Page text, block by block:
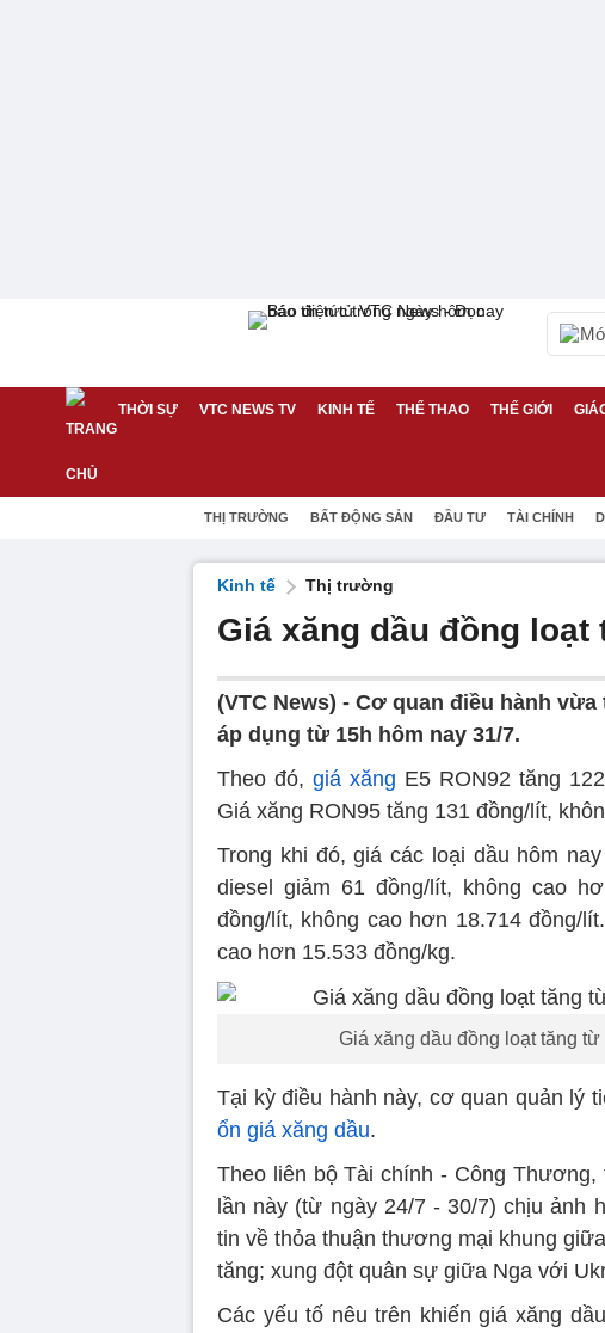
THỜI SỰ VTC NEWS TV KINH TẾ THỂ THAO THẾ GIỚI
THỊ TRƯỜNG BẤT ĐỘNG SẢN ĐẦU TƯ TÀI CHÍNH
Kinh tế Thị trường
Giá xăng dầu đồng
(VTC News) - Cơ quan điều hành vừa
áp dụng từ 15h hôm nay 31/7.
Theo đó, giá xăng E5 RON92 tăng
Giá xăng RON95 tăng 131 đồng/lít,
Trong khi đó, giá các loại dầu hôm
diesel giảm 61 đồng/lít, không cao
đồng/lít, không cao hơn 18.714 đồng/
cao hơn 15.533 đồng/kg.
Giá xăng dầu đồng loạt tăng
Tại kỳ điều hành này, cơ quan quản lý
ổn giá xăng dầu.
Theo liên bộ Tài chính - Công
lần này (từ ngày 24/7 - 30/7) chịu ảnh
tin về thỏa thuận thương mại khung
tăng; xung đột quân sự giữa Nga với
Các yếu tố nêu trên khiến giá xăng